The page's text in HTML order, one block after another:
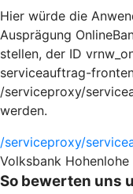
Hier würde die
Ausprägung
stellen, der ID
serviceauftrag-
/serviceproxy/
werden.
/serviceproxy/
Volksbank Hohenlohe
So bewerten uns